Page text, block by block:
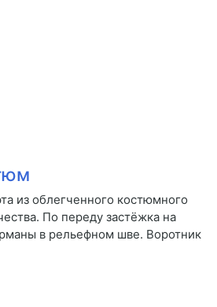
из облегченного костюмного
По переду застёжка на
в рельефном шве. Воротник